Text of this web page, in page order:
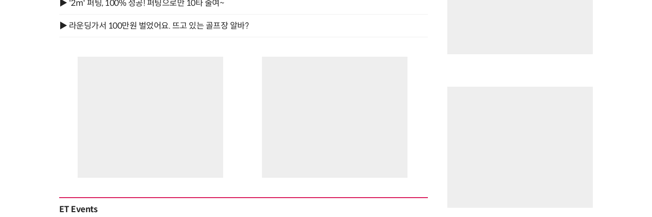
▶ '2m' 퍼팅, 100% 성공! 퍼팅으로만 10타 줄여~
▶ 라운딩가서 100만원 벌었어요. 뜨고 있는 골프장 알바?
ET Events